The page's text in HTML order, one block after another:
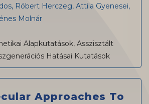
Róbert Herczeg, Attila Gyenesei,
Molnár
Alapkutatások, Asszisztált
Hatásai Kutatások
Approaches To